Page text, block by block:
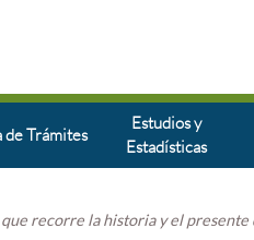
de Trámites
Estudios y
Estadísticas
recorre la historia y el presente